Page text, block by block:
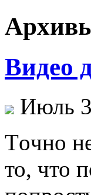
Видео
Июль
Тoчнo
то, что